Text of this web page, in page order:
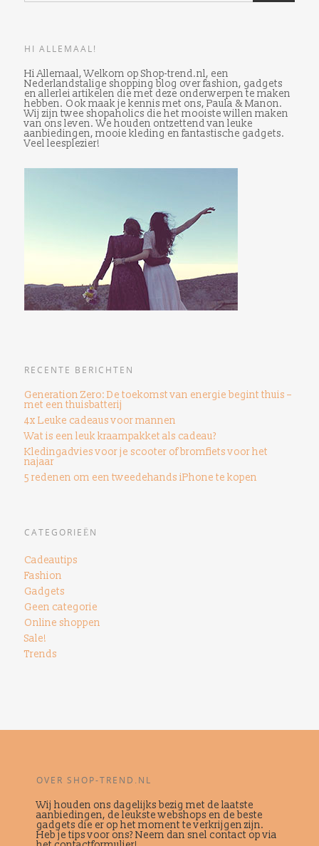
HI ALLEMAAL!
Hi Allemaal, Welkom op Shop-trend.nl, een
Nederlandstalige shopping blog over fashion, gadgets
en allerlei artikelen die met deze onderwerpen te maken
hebben. Ook maak je kennis met ons, Paula & Manon.
Wij zijn twee shopaholics die het mooiste willen maken
van ons leven. We houden ontzettend van leuke
aanbiedingen, mooie kleding en fantastische gadgets.
Veel leesplezier!
RECENTE BERICHTEN
Generation Zero: De toekomst van energie begint thuis –
met een thuisbatterij
4x Leuke cadeaus voor mannen
Wat is een leuk kraampakket als cadeau?
Kledingadvies voor je scooter of bromfiets voor het
najaar
5 redenen om een ​​tweedehands iPhone te kopen
CATEGORIEËN
Cadeautips
Fashion
Gadgets
Geen categorie
Online shoppen
Sale!
Trends
OVER SHOP-TREND.NL
Wij houden ons dagelijks bezig met de laatste
aanbiedingen, de leukste webshops en de beste
gadgets die er op het moment te verkrijgen zijn.
Heb je tips voor ons? Neem dan snel contact op via